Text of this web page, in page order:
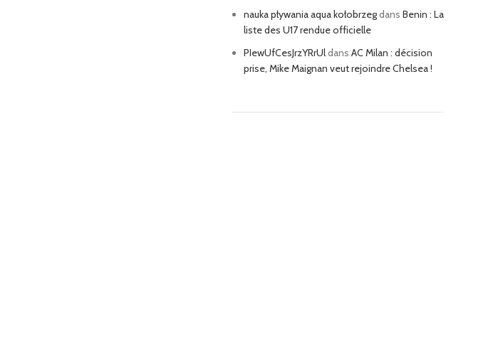
nauka pływania aqua kołobrzegdans Benin : La
liste des U17 rendue officielle
PIewUfCesJrzYRrUldans AC Milan : décision
prise, Mike Maignan veut rejoindre Chelsea !